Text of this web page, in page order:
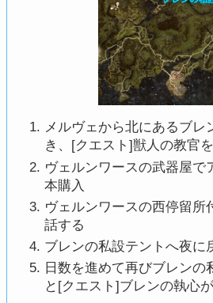
メルヴェから北にあるブレ
き、[クエスト]獣人の教官
ヴェルンワースの武器屋で
本購入
ヴェルンワースの西停留所
話する
ブレンの私設テントへ夜に
日数を進めて再びブレンの
と[クエスト]ブレンの執心